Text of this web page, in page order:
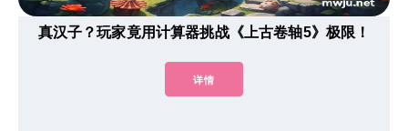
真汉子？玩家竟用计算器挑战《上古卷轴5》极限！
详情